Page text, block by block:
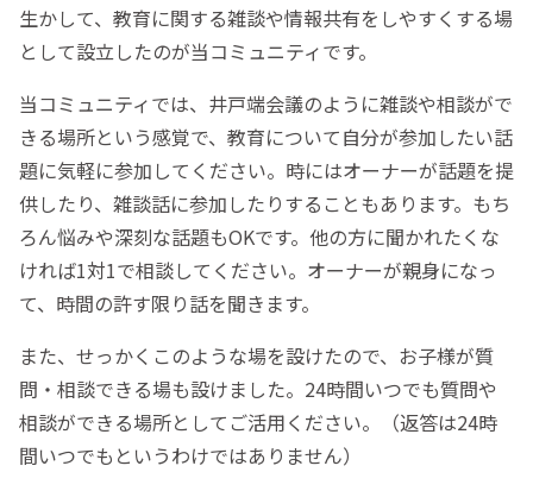
生かして、教育に関する雑談や情報共有をしやすくする場
として設立したのが当コミュニティです。
当コミュニティでは、井戸端会議のように雑談や相談がで
きる場所という感覚で、教育について自分が参加したい話
題に気軽に参加してください。時にはオーナーが話題を提
供したり、雑談話に参加したりすることもあります。もち
ろん悩みや深刻な話題もOKです。他の方に聞かれたくな
ければ1対1で相談してください。オーナーが親身になっ
て、時間の許す限り話を聞きます。
また、せっかくこのような場を設けたので、お子様が質
問・相談できる場も設けました。24時間いつでも質問や
相談ができる場所としてご活用ください。（返答は24時
間いつでもというわけではありません）